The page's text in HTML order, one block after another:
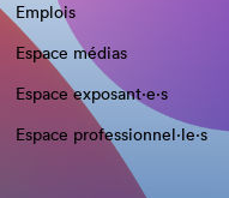
Emplois
Espace médias
Espace exposant·e⋅s
Espace professionnel·le⋅s